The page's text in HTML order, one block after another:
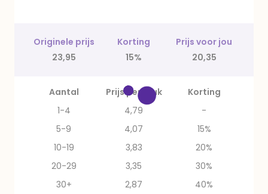
Originele prijs Korting
Prijs voor jou
23,95
15% 20,35
Aantal Prijs per stuk
Korting
1-4
4,79
-
5-9
4,07
15%
10-19
3,83
20%
20-29
3,35
30%
30+
2,87 40%